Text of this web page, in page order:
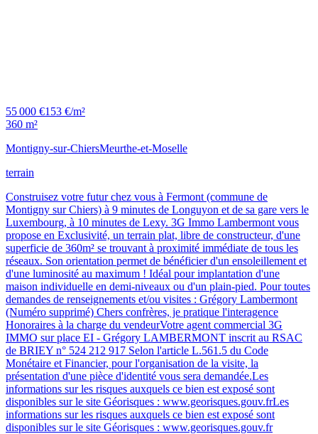
55 000 €153 €/m²
360 m²
Montigny-sur-ChiersMeurthe-et-Moselle
terrain
Construisez votre futur chez vous à Fermont (commune de
Montigny sur Chiers) à 9 minutes de Longuyon et de sa gare vers le
Luxembourg, à 10 minutes de Lexy. 3G Immo Lambermont vous
propose en Exclusivité, un terrain plat, libre de constructeur, d'une
superficie de 360m² se trouvant à proximité immédiate de tous les
réseaux. Son orientation permet de bénéficier d'un ensoleillement et
d'une luminosité au maximum ! Idéal pour implantation d'une
maison individuelle en demi-niveaux ou d'un plain-pied. Pour toutes
demandes de renseignements et/ou visites : Grégory Lambermont
(Numéro supprimé) Chers confrères, je pratique l'interagence
Honoraires à la charge du vendeurVotre agent commercial 3G
IMMO sur place EI - Grégory LAMBERMONT inscrit au RSAC
de BRIEY n° 524 212 917 Selon l'article L.561.5 du Code
Monétaire et Financier, pour l'organisation de la visite, la
présentation d'une pièce d'identité vous sera demandée.Les
informations sur les risques auxquels ce bien est exposé sont
disponibles sur le site Géorisques : www.georisques.gouv.frLes
informations sur les risques auxquels ce bien est exposé sont
disponibles sur le site Géorisques : www.georisques.gouv.fr